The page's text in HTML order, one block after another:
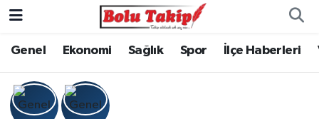
Genel Ekonomi Sağlık Spor İlçe Haberleri